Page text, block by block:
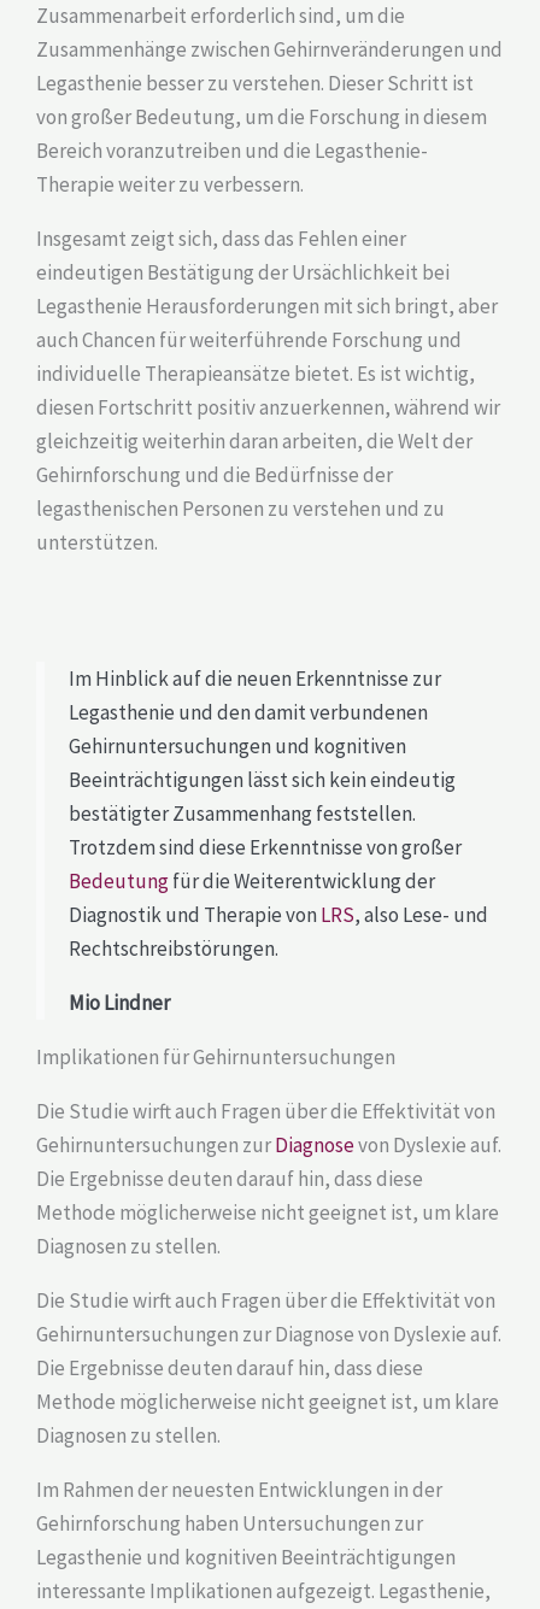
Zusammenarbeit erforderlich sind, um die
Zusammenhänge zwischen Gehirnveränderungen und
Legasthenie besser zu verstehen. Dieser Schritt ist
von großer Bedeutung, um die Forschung in diesem
Bereich voranzutreiben und die Legasthenie-
Therapie weiter zu verbessern.
Insgesamt zeigt sich, dass das Fehlen einer
eindeutigen Bestätigung der Ursächlichkeit bei
Legasthenie Herausforderungen mit sich bringt, aber
auch Chancen für weiterführende Forschung und
individuelle Therapieansätze bietet. Es ist wichtig,
diesen Fortschritt positiv anzuerkennen, während wir
gleichzeitig weiterhin daran arbeiten, die Welt der
Gehirnforschung und die Bedürfnisse der
legasthenischen Personen zu verstehen und zu
unterstützen.
Im Hinblick auf die neuen Erkenntnisse zur
Legasthenie und den damit verbundenen
Gehirnuntersuchungen und kognitiven
Beeinträchtigungen lässt sich kein eindeutig
bestätigter Zusammenhang feststellen.
Trotzdem sind diese Erkenntnisse von großer
Bedeutungfür die Weiterentwicklung der
Diagnostik und Therapie von LRS, also Lese- und
Rechtschreibstörungen.
Mio Lindner
Implikationen für Gehirnuntersuchungen
Die Studie wirft auch Fragen über die Effektivität von
Gehirnuntersuchungen zurDiagnosevon Dyslexie auf.
Die Ergebnisse deuten darauf hin, dass diese
Methode möglicherweise nicht geeignet ist, um klare
Diagnosen zu stellen.
Die Studie wirft auch Fragen über die Effektivität von
Gehirnuntersuchungen zur Diagnose von Dyslexie auf.
Die Ergebnisse deuten darauf hin, dass diese
Methode möglicherweise nicht geeignet ist, um klare
Diagnosen zu stellen.
Im Rahmen der neuesten Entwicklungen in der
Gehirnforschung haben Untersuchungen zur
Legasthenie und kognitiven Beeinträchtigungen
interessante Implikationen aufgezeigt. Legasthenie,